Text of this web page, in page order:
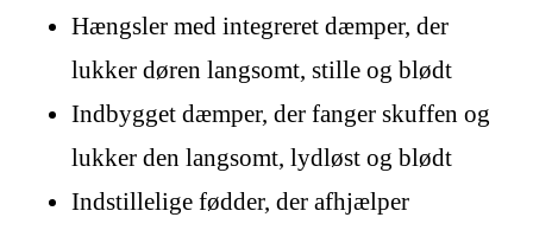
Hængsler med integreret dæmper, der
lukker døren langsomt, stille og blødt
Indbygget dæmper, der fanger skuffen og
lukker den langsomt, lydløst og blødt
Indstillelige fødder, der afhjælper